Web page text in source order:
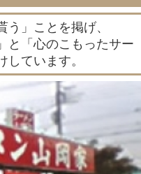
う」ことを掲げ、
と「心のこもったサー
しています。